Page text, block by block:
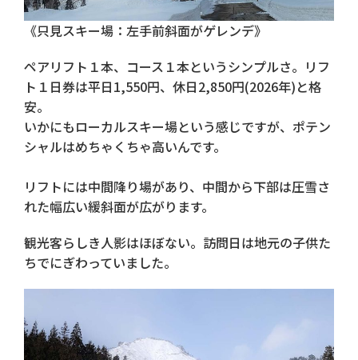
《只見スキー場：左手前斜面がゲレンデ》
ペアリフト１本、コース１本というシンプルさ。リフ
ト１日券は平日1,550円、休日2,850円(2026年)と格
安。
いかにもローカルスキー場という感じですが、ポテン
シャルはめちゃくちゃ高いんです。
リフトには中間降り場があり、中間から下部は圧雪さ
れた幅広い緩斜面が広がります。
観光客らしき人影はほぼない。訪問日は地元の子供た
ちでにぎわっていました。